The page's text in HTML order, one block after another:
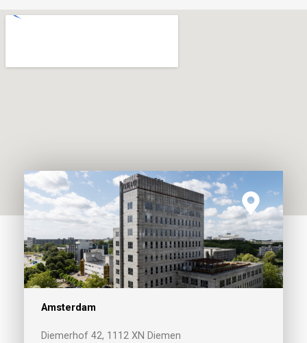
Amsterdam
Diemerhof 42, 1112 XN Diemen